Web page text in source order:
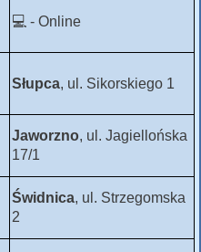
💻 - Online
Słupca, ul. Sikorskiego 1
Jaworzno, ul. Jagiellońska
17/1
Świdnica, ul. Strzegomska
2